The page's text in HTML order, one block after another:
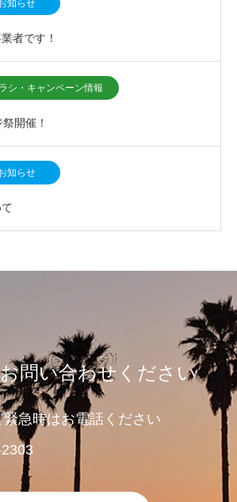
知らせ
者です！
シ・キャンペーン情報
開催！
知らせ
問い合わせください
急時はお電話ください